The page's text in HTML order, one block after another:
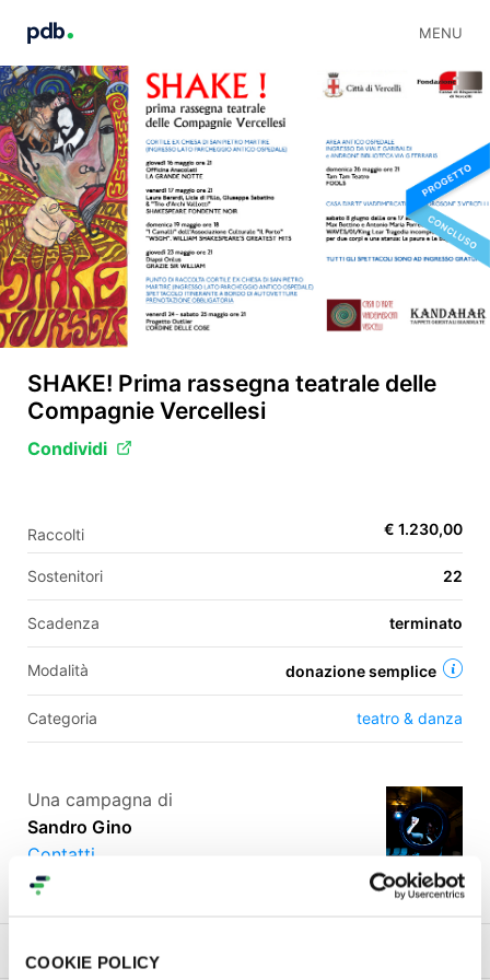
COOKIE POLICY
MENU
SHAKE! Prima rassegna teatrale delle
Compagnie Vercellesi
Condividi
Raccolti € 1.230,00
Sostenitori 22
Scadenza terminato
Modalità donazione semplice
Categoria teatro & danza
Una campagna di
Sandro Gino
Contatti